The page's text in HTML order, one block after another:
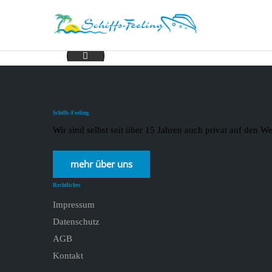
2021-01-30 Oceania
Schiffs-Feeling
Wir sind selbst seit über 15 Jahren auch privat auf den
mehr über uns
Rechtliches
Impressum
Datenschutz
AGB
Kontakt